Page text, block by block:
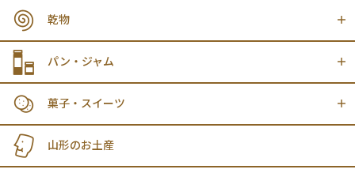
乾物
パン・ジャム
菓子・スイーツ
山形のお土産